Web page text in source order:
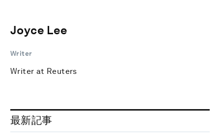
Joyce Lee
Writer
Writer at Reuters
最新記事